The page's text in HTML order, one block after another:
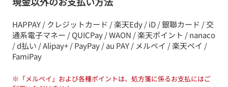
HAPPAY / クレジットカード / 楽天Edy / iD / 銀聯カード / 交
通系電子マネー / QUICPay / WAON / 楽天ポイント / nanaco
/ d払い / Alipay+ / PayPay / au PAY / メルペイ / 楽天ペイ /
FamiPay
※ 「メルペイ」および各種ポイントは、処方箋に係るお支払にはご